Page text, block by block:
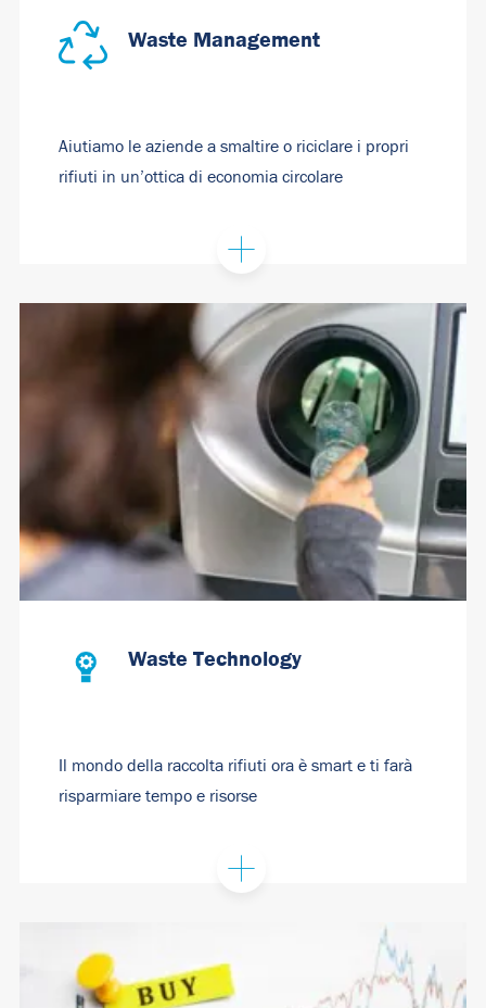
Waste Management
Aiutiamo le aziende a smaltire o riciclare i propri
rifiuti in un’ottica di economia circolare
Waste Technology
Il mondo della raccolta rifiuti ora è smart e ti farà
risparmiare tempo e risorse